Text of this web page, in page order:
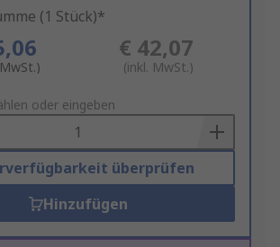
(1 Stück)*
€ 42,07
(inkl. MwSt.)
oder eingeben
überprüfen
Hinzufügen